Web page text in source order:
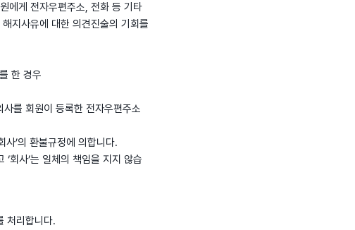
에게 전자우편주소, 전화 등 기타
지사유에 대한 의견진술의 기회를
한 경우
사를 회원이 등록한 전자우편주소
’의 환불규정에 의합니다.
회사’는 일체의 책임을 지지 않습
처리합니다.